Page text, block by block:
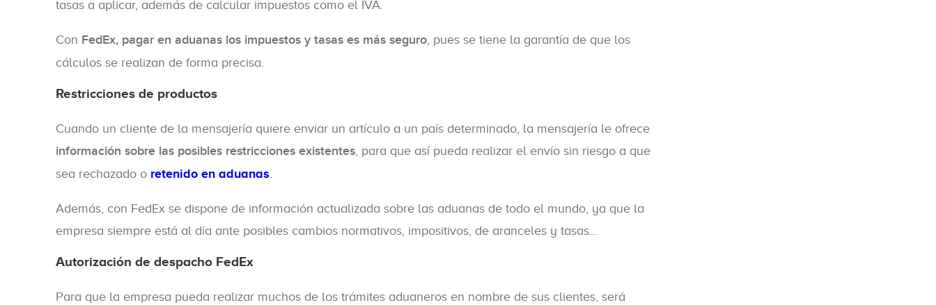
tasas a aplicar, además de calcular impuestos como el IVA.
Con FedEx, pagar en aduanas los impuestos y tasas es más seguro, pues se tiene la garantía de que los
cálculos se realizan de forma precisa.
Restricciones de productos
Cuando un cliente de la mensajería quiere enviar un artículo a un país determinado, la mensajería le ofrece
información sobre las posibles restricciones existentes, para que así pueda realizar el envío sin riesgo a que
sea rechazado o retenido en aduanas.
Además, con FedEx se dispone de información actualizada sobre las aduanas de todo el mundo, ya que la
empresa siempre está al día ante posibles cambios normativos, impositivos, de aranceles y tasas…
Autorización de despacho FedEx
Para que la empresa pueda realizar muchos de los trámites aduaneros en nombre de sus clientes, será